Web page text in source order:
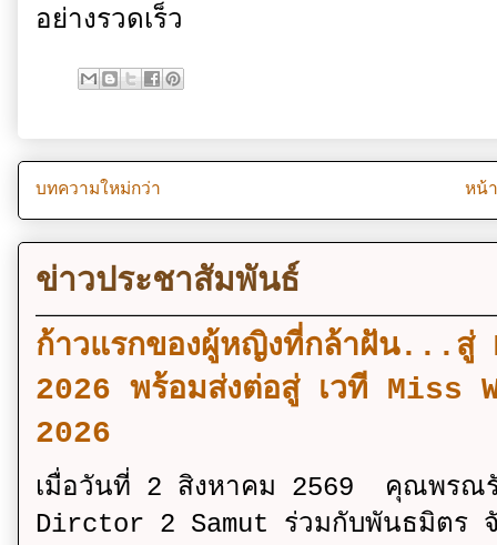
อย่างรวดเร็ว
บทความใหม่กว่า หน้
ข่าวประชาสัมพันธ์
ก้าวแรกของผู้หญิงที่กล้าฝัน...
2026 พร้อมส่งต่อสู่ เวที
2026
เมื่อวันที่ 2 สิงหาคม 2569 คุณพร
Dirctor 2 Samut ร่วมกับพันธมิตร จั